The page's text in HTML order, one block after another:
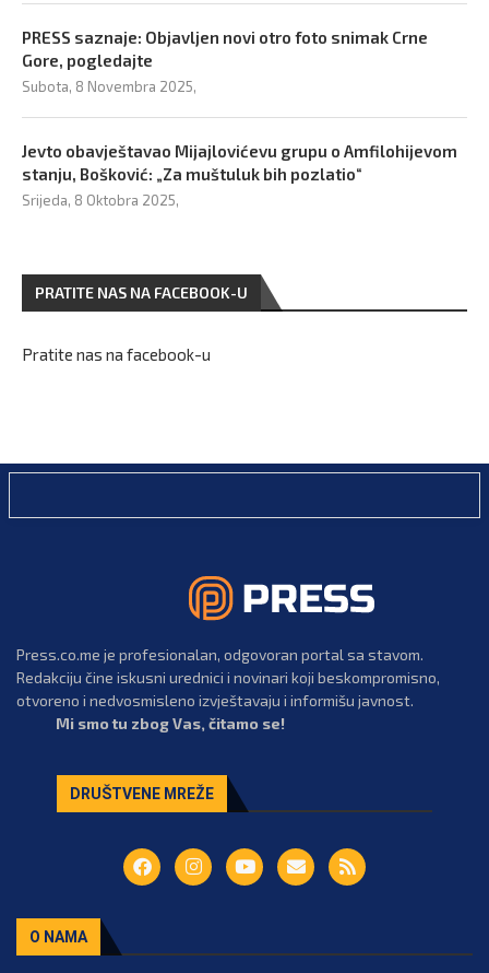
PRESS saznaje: Objavljen novi otro foto snimak Crne
Gore, pogledajte
Subota, 8 Novembra 2025,
Jevto obavještavao Mijajlovićevu grupu o Amfilohijevom
stanju, Bošković: „Za muštuluk bih pozlatio“
Srijeda, 8 Oktobra 2025,
PRATITE NAS NA FACEBOOK-U
Pratite nas na facebook-u
Press.co.me je profesionalan, odgovoran portal sa stavom.
Redakciju čine iskusni urednici i novinari koji beskompromisno,
otvoreno i nedvosmisleno izvještavaju i informišu javnost.
Mi smo tu zbog Vas, čitamo se!
DRUŠTVENE MREŽE
O NAMA